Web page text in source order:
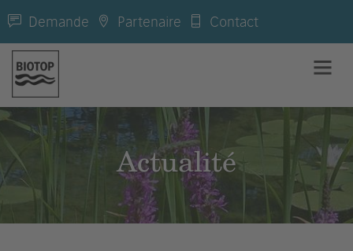
Demande Partenaire Contact
Actualité